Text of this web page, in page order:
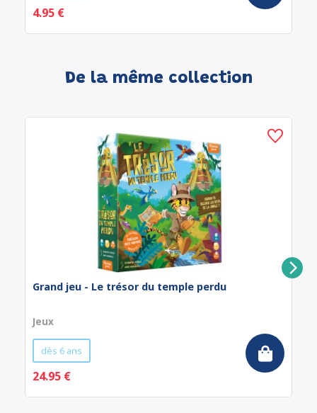
4.95 €
De la même collection
Grand jeu - Le trésor du temple perdu
Jeux
dès 6 ans
24.95 €